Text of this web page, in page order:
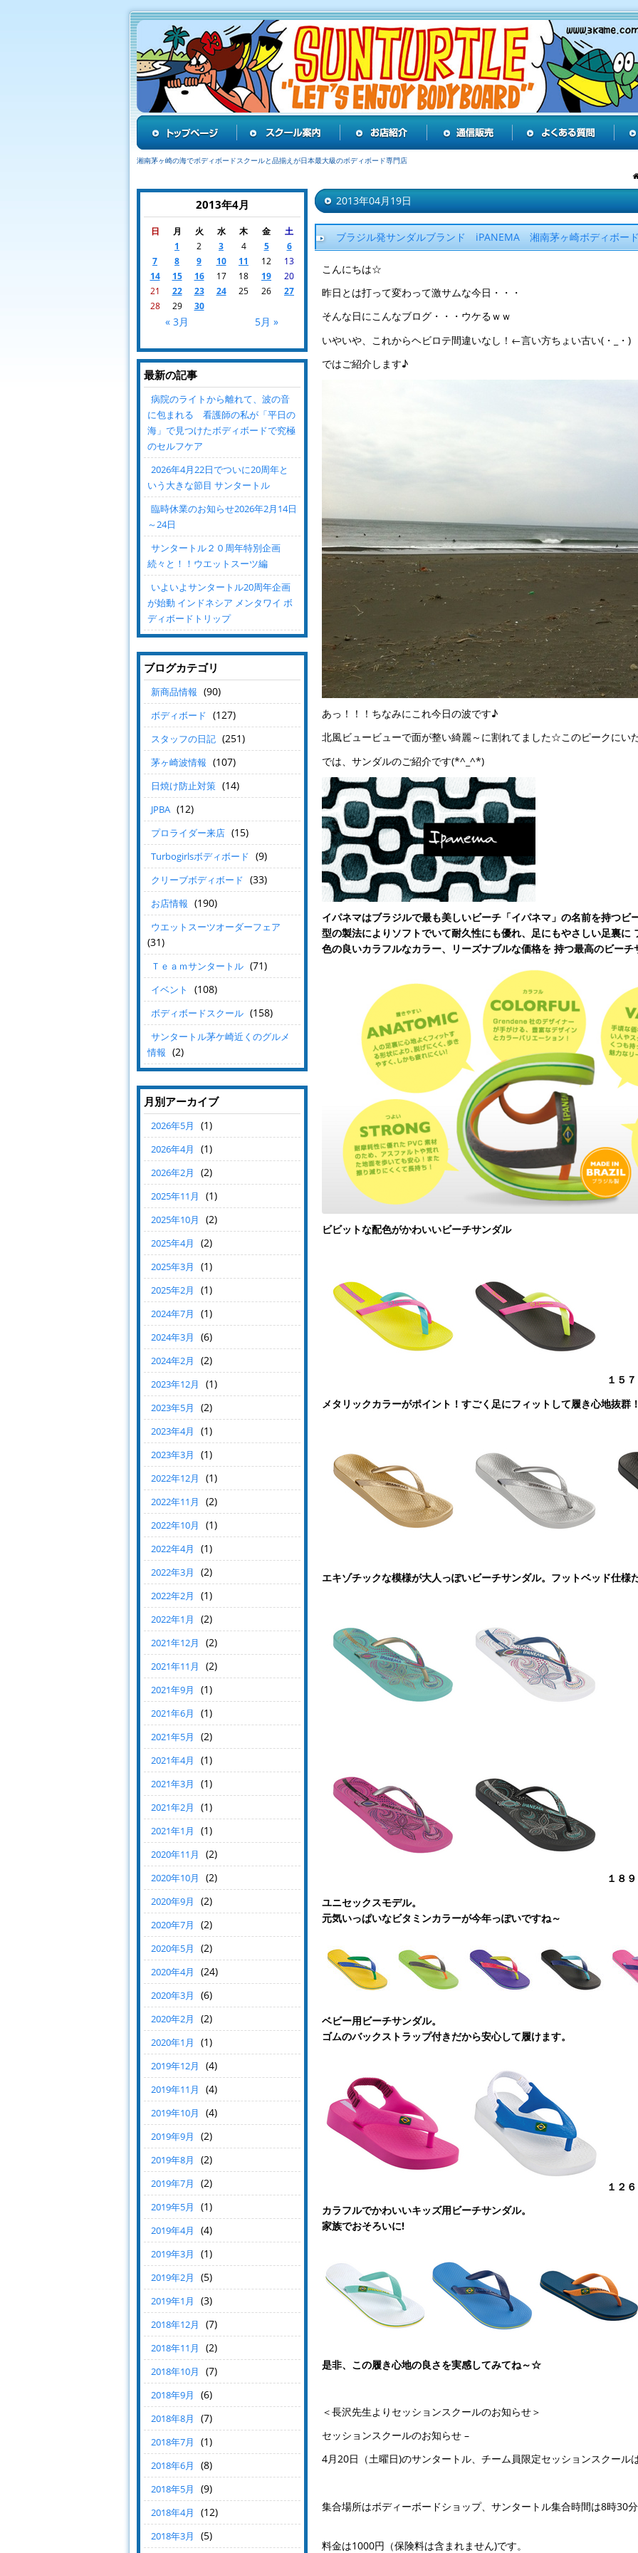
湘南茅ヶ崎の海でボディボードスクールと品揃えが日本最大級のボディボード専門店
2013年04月19日
ブラジル発サンダルブランド iPANEMA 湘南茅ヶ崎ボディボー
こんにちは☆
昨日とは打って変わって激サムな今日・・・
そんな日にこんなブログ・・・ウケるｗｗ
いやいや、これからヘビロテ間違いなし！←言い方ちょい古い(・_・)
ではご紹介します♪
あっ！！！ちなみにこれ今日の波です♪
北風ビュービューで面が整い綺麗～に割れてました☆このピークにい
では、サンダルのご紹介です(*^_^*)
イパネマはブラジルで最も美しいビーチ「イパネマ」の名前を持つビ
型の製法によりソフトでいて耐久性にも優れ、足にもやさしい足裏に
色の良いカラフルなカラー、リーズナブルな価格を 持つ最高のビーチ
ビビットな配色がかわいいビーチサンダル
１５
メタリックカラーがポイント！すごく足にフィットして履き心地抜群
エキゾチックな模様が大人っぽいビーチサンダル。フットベッド仕様
１８
ユニセックスモデル。
元気いっぱいなビタミンカラーが今年っぽいですね～
ベビー用ビーチサンダル。
ゴムのバックストラップ付きだから安心して履けます。
１２
カラフルでかわいいキッズ用ビーチサンダル。
家族でおそろいに!
是非、この履き心地の良さを実感してみてね～☆
＜長沢先生よりセッションスクールのお知らせ＞
セッションスクールのお知らせ –
4月20日（土曜日)のサンタートル、チーム員限定セッションスクール
集合場所はボディーボードショップ、サンター トル集合時間は8時30
料金は1000円（保険料は含まれません)です。
2013年4月
日 月 火 水 木 金 土
« 3月 5月 »
1 2 3 4 5
6
7
8 9 10 11 12
13
14
15 16 17 18 19
20
21
22 23 24 25 26
27
28
29 30
最新の記事
病院のライトから離れて、波の音
に包まれる 看護師の私が「平日の
海」で見つけたボディボードで究極
のセルフケア
2026年4月22日でついに20周年と
いう大きな節目 サンタートル
臨時休業のお知らせ2026年2月14日
～24日
サンタートル２０周年特別企画
続々と！！ウエットスーツ編
いよいよサンタートル20周年企画
が始動 インドネシア メンタワイ ボ
ディボードトリップ
ブログカテゴリ
新商品情報 (90)
ボディボード (127)
スタッフの日記 (251)
茅ヶ崎波情報 (107)
日焼け防止対策 (14)
JPBA (12)
プロライダー来店 (15)
Turbogirlsボディボード (9)
クリーブボディボード (33)
お店情報 (190)
ウエットスーツオーダーフェア
(31)
Ｔｅａｍサンタートル (71)
イベント (108)
ボディボードスクール (158)
サンタートル茅ケ崎近くのグルメ
情報 (2)
月別アーカイブ
2026年5月 (1)
2026年4月 (1)
2026年2月 (2)
2025年11月 (1)
2025年10月 (2)
2025年4月 (2)
2025年3月 (1)
2025年2月 (1)
2024年7月 (1)
2024年3月 (6)
2024年2月 (2)
2023年12月 (1)
2023年5月 (2)
2023年4月 (1)
2023年3月 (1)
2022年12月 (1)
2022年11月 (2)
2022年10月 (1)
2022年4月 (1)
2022年3月 (2)
2022年2月 (1)
2022年1月 (2)
2021年12月 (2)
2021年11月 (2)
2021年9月 (1)
2021年6月 (1)
2021年5月 (2)
2021年4月 (1)
2021年3月 (1)
2021年2月 (1)
2021年1月 (1)
2020年11月 (2)
2020年10月 (2)
2020年9月 (2)
2020年7月 (2)
2020年5月 (2)
2020年4月 (24)
2020年3月 (6)
2020年2月 (2)
2020年1月 (1)
2019年12月 (4)
2019年11月 (4)
2019年10月 (4)
2019年9月 (2)
2019年8月 (2)
2019年7月 (2)
2019年5月 (1)
2019年4月 (4)
2019年3月 (1)
2019年2月 (5)
2019年1月 (3)
2018年12月 (7)
2018年11月 (2)
2018年10月 (7)
2018年9月 (6)
2018年8月 (7)
2018年7月 (1)
2018年6月 (8)
2018年5月 (9)
2018年4月 (12)
2018年3月
(5)